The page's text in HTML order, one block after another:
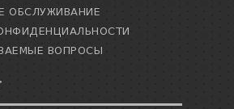
ОБСЛУЖИВАНИЕ
ВОПРОСЫ